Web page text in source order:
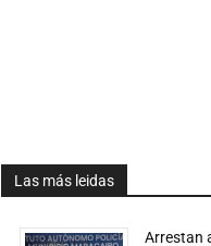
Las más leidas
Arrestan